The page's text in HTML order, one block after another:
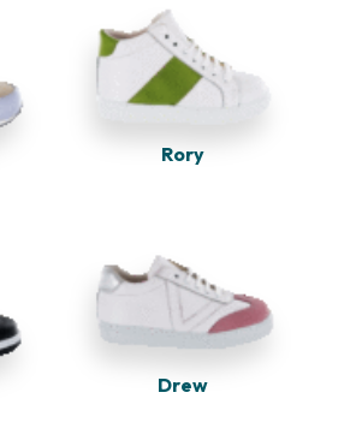
Rory
Drew